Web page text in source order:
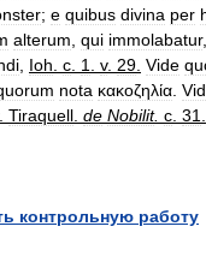
; e quibus divina per
alterum qui immolabatur,
Ioh c 1 v. 29 Vide
nota κακοζηλία
Tiraquell de Nobilit. c 31
контрольную работу